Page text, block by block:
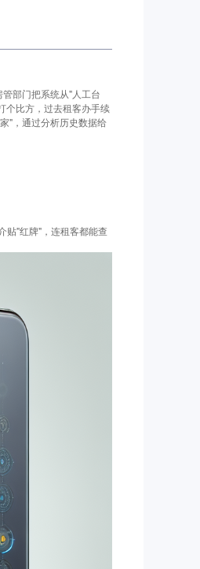
部门把系统从"人工台
个比方，过去租客办手续
"，通过分析历史数据给
贴"红牌"，连租客都能查